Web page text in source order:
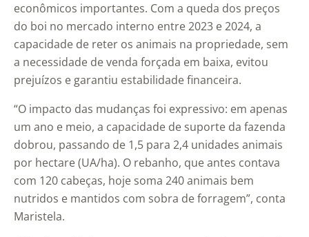
econômicos importantes. Com a queda dos preços
do boi no mercado interno entre 2023 e 2024, a
capacidade de reter os animais na propriedade, sem
a necessidade de venda forçada em baixa, evitou
prejuízos e garantiu estabilidade financeira.
“O impacto das mudanças foi expressivo: em apenas
um ano e meio, a capacidade de suporte da fazenda
dobrou, passando de 1,5 para 2,4 unidades animais
por hectare (UA/ha). O rebanho, que antes contava
com 120 cabeças, hoje soma 240 animais bem
nutridos e mantidos com sobra de forragem”, conta
Maristela.